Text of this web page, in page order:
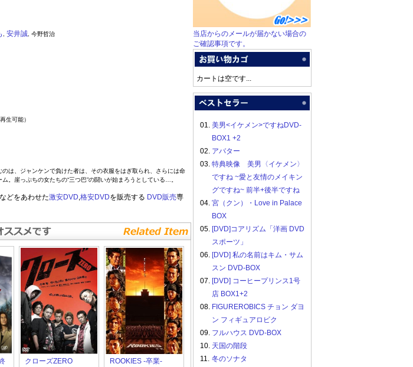
安井誠 今野哲治
生可能）
は、ジャンケンで負けた者は、その衣服をはぎ取られ、さらには命
。崖っぷちの女たちの“三つ巴”の闘いが始まろうとしている…。
などをあわせた激安DVD,格安DVDを販売する DVD販売専
クローズZERO ROOKIES -卒業-
当店からのメールが届かない場合の
ご確認事項です。
カートは空です...
01. 美男<イケメン>ですねDVD-
BOX1 +2
02. アバター
03. 特典映像 美男〈イケメン〉
ですね ~愛と友情のメイキン
グですね~ 前半+後半ですね
04. 宮（クン）・Love in Palace
BOX
05. [DVD]コアリズム「洋画 DVD
スポーツ」
06. [DVD] 私の名前はキム・サム
スン DVD-BOX
07. [DVD] コーヒープリンス1号
店 BOX1+2
08. FIGUREROBICS チョン ダヨ
ン フィギュアロビク
09. フルハウス DVD-BOX
10. 天国の階段
11. 冬のソナタ